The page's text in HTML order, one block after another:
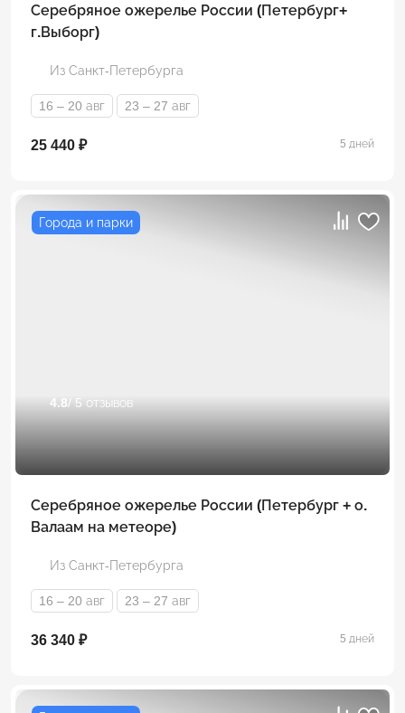
Серебряное ожерелье России (Петербург+
г.Выборг)
Из Санкт-Петербурга
16 – 20 авг 23 – 27 авг
25 440 ₽ 5 дней
Города и парки
4.8/ 5 отзывов
Серебряное ожерелье России (Петербург + о.
Валаам на метеоре)
Из Санкт-Петербурга
16 – 20 авг 23 – 27 авг
36 340 ₽ 5 дней